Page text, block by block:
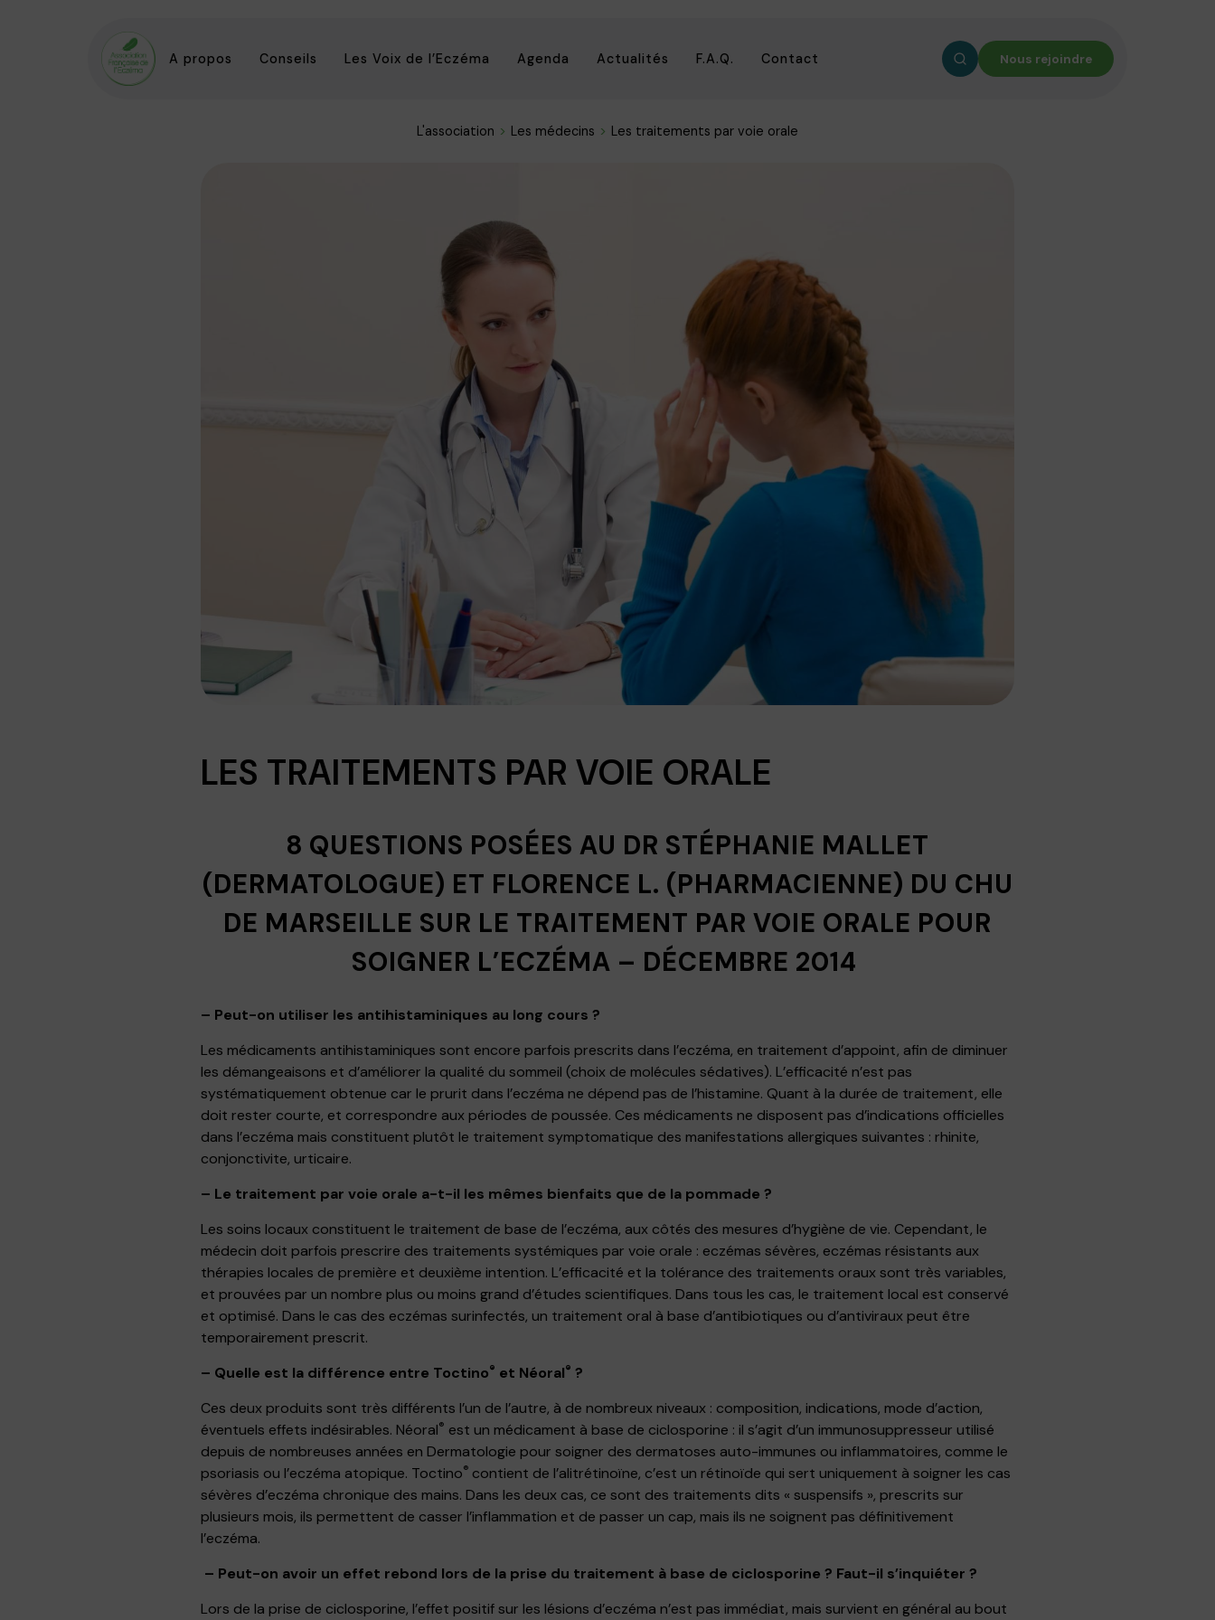
A propos Conseils Les Voix de l’Eczéma Agenda Actualités F.A.Q. Contact Nous rejoindre
L'association Les médecins Les traitements par voie orale
LES TRAITEMENTS PAR VOIE ORALE
8 QUESTIONS POSÉES AU DR STÉPHANIE MALLET
(DERMATOLOGUE) ET FLORENCE L. (PHARMACIENNE) DU CHU
DE MARSEILLE SUR LE TRAITEMENT PAR VOIE ORALE POUR
SOIGNER L’ECZÉMA – DÉCEMBRE 2014
– Peut-on utiliser les antihistaminiques au long cours ?
Les médicaments antihistaminiques sont encore parfois prescrits dans l’eczéma, en traitement d’appoint, afin de diminuer
les démangeaisons et d’améliorer la qualité du sommeil (choix de molécules sédatives). L’efficacité n’est pas
systématiquement obtenue car le prurit dans l’eczéma ne dépend pas de l’histamine. Quant à la durée de traitement, elle
doit rester courte, et correspondre aux périodes de poussée. Ces médicaments ne disposent pas d’indications officielles
dans l’eczéma mais constituent plutôt le traitement symptomatique des manifestations allergiques suivantes : rhinite,
conjonctivite, urticaire.
– Le traitement par voie orale a-t-il les mêmes bienfaits que de la pommade ?
Les soins locaux constituent le traitement de base de l’eczéma, aux côtés des mesures d’hygiène de vie. Cependant, le
médecin doit parfois prescrire des traitements systémiques par voie orale : eczémas sévères, eczémas résistants aux
thérapies locales de première et deuxième intention. L’efficacité et la tolérance des traitements oraux sont très variables,
et prouvées par un nombre plus ou moins grand d’études scientifiques. Dans tous les cas, le traitement local est conservé
et optimisé. Dans le cas des eczémas surinfectés, un traitement oral à base d’antibiotiques ou d’antiviraux peut être
temporairement prescrit.
– Quelle est la différence entre Toctino® et Néoral® ?
Ces deux produits sont très différents l’un de l’autre, à de nombreux niveaux : composition, indications, mode d’action,
éventuels effets indésirables. Néoral® est un médicament à base de ciclosporine : il s’agit d’un immunosuppresseur utilisé
depuis de nombreuses années en Dermatologie pour soigner des dermatoses auto-immunes ou inflammatoires, comme le
psoriasis ou l’eczéma atopique. Toctino® contient de l’alitrétinoïne, c’est un rétinoïde qui sert uniquement à soigner les cas
sévères d’eczéma chronique des mains. Dans les deux cas, ce sont des traitements dits « suspensifs », prescrits sur
plusieurs mois, ils permettent de casser l’inflammation et de passer un cap, mais ils ne soignent pas définitivement
l’eczéma.
– Peut-on avoir un effet rebond lors de la prise du traitement à base de ciclosporine ? Faut-il s’inquiéter ?
Lors de la prise de ciclosporine, l’effet positif sur les lésions d’eczéma n’est pas immédiat, mais survient en général au bout